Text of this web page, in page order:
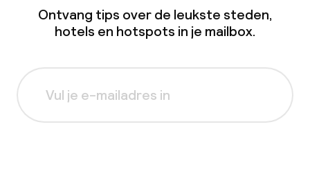
Ontvang tips over de leukste steden,
hotels en hotspots in je mailbox.